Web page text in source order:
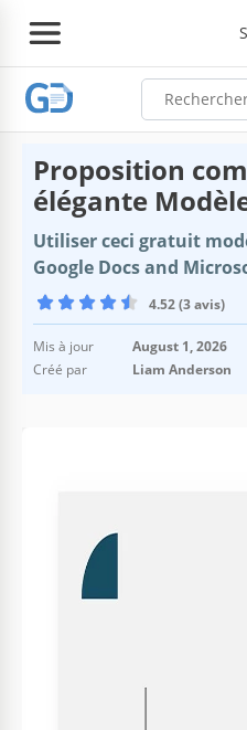
Proposition
élégante
Utiliser ceci gratuit
Google Docs and
4.52 (3 avis)
Mis à jour
August 1, 2026
Créé par
Liam Anderson